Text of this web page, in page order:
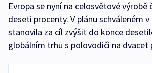
Evropa se nyní na celosvětové výrobě
deseti procenty. V plánu schváleném v
stanovila za cíl zvýšit do konce
globálním trhu s polovodiči na dvacet